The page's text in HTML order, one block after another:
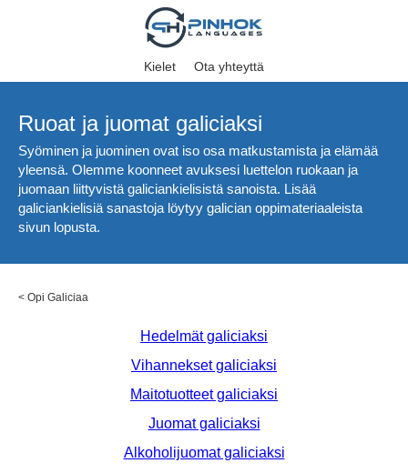
Kielet Ota yhteyttä
Ruoat ja juomat galiciaksi
Syöminen ja juominen ovat iso osa matkustamista ja elämää
yleensä. Olemme koonneet avuksesi luettelon ruokaan ja
juomaan liittyvistä galiciankielisistä sanoista. Lisää
galiciankielisiä sanastoja löytyy galician oppimateriaaleista
sivun lopusta.
< Opi Galiciaa
Hedelmät galiciaksi
Vihannekset galiciaksi
Maitotuotteet galiciaksi
Juomat galiciaksi
Alkoholijuomat galiciaksi